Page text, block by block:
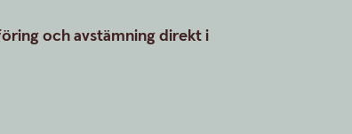
och avstämning direkt i